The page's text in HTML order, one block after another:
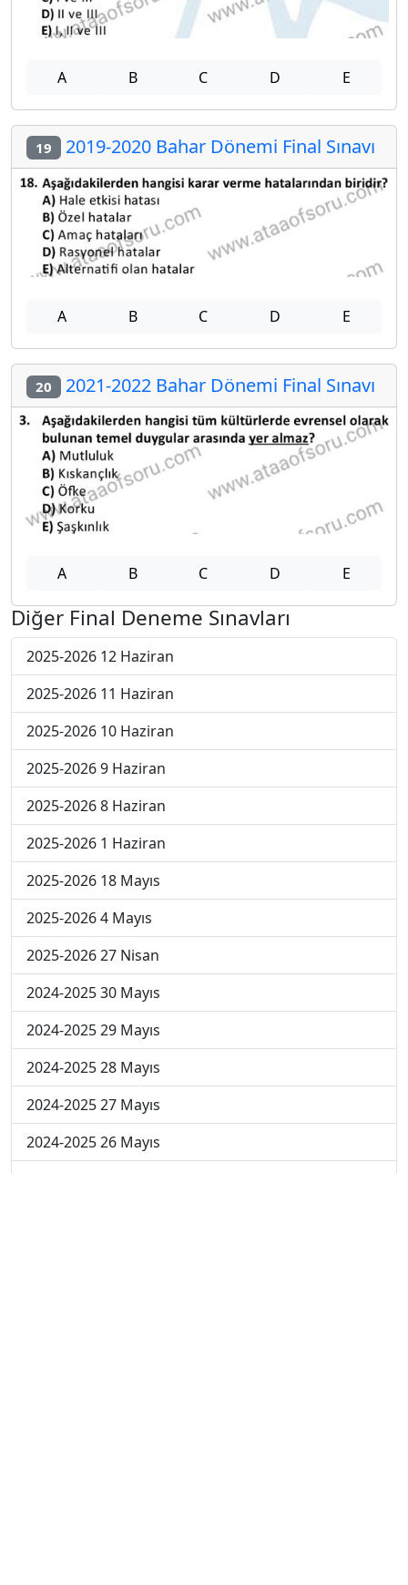
A B C D E
19 2019-2020 Bahar Dönemi Final Sınavı
A B C D E
20 2021-2022 Bahar Dönemi Final Sınavı
A B C D E
Diğer Final Deneme Sınavları
2025-2026 12 Haziran
2025-2026 11 Haziran
2025-2026 10 Haziran
2025-2026 9 Haziran
2025-2026 8 Haziran
2025-2026 1 Haziran
2025-2026 18 Mayıs
2025-2026 4 Mayıs
2025-2026 27 Nisan
2024-2025 30 Mayıs
2024-2025 29 Mayıs
2024-2025 28 Mayıs
2024-2025 27 Mayıs
2024-2025 26 Mayıs